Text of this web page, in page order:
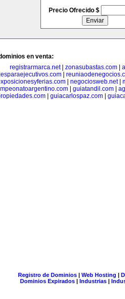
Precio Ofrecido $
en venta:
registrarmarca.net| zonasubastas.com|
|
negociosweb.net|
| guiatandil.com|
guiacarlospaz.com
Registro de Dominios| Web Hosting |
Dominios Expirados | Industrias |